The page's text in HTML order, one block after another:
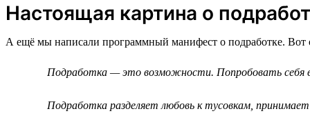
Настоящая картина о
А ещё мы написали программный манифест о подработке. Вот
Подработка — это возможности. Попробовать себя
Подработка разделяет любовь к тусовкам,